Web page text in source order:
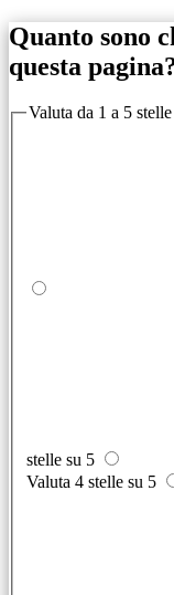
Quanto sono
questa
Valuta da 1 a 5
stelle su 5
Valuta 4 stelle su 5